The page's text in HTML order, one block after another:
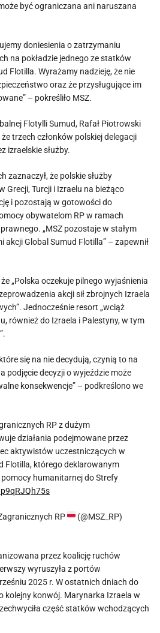
być ograniczana ani naruszana
doniesienia o zatrzymaniu
na pokładzie jednego ze statków
Flotilla. Wyrażamy nadzieję, że nie
oraz że przysługujące im
– pokreśliło MSZ.
Flotylli Sumud, Rafał Piotrowski
trzech członków polskiej delegacji
izraelskie służby.
zaznaczył, że polskie służby
Grecji, Turcji i Izraelu na bieżąco
i pozostają w gotowości do
obywatelom RP w ramach
„MSZ pozostaje w stałym
Global Sumud Flotilla” – zapewnił
„Polska oczekuje pilnego wyjaśnienia
akcji sił zbrojnych Izraela
Jednocześnie resort „wciąż
również do Izraela i Palestyny, w tym
się na nie decydują, czynią to na
podjęcie decyzji o wyjeździe może
konsekwencje” – podkreślono we
RP z dużym
działania podejmowane przez
aktywistów uczestniczących w
Flotilla, którego deklarowanym
humanitarnej do Strefy
RP
(@MSZ_RP)
przez koalicję ruchów
wyruszyła z portów
2025 r. W ostatnich dniach do
kolejny konwój. Marynarka Izraela w
część statków wchodzących